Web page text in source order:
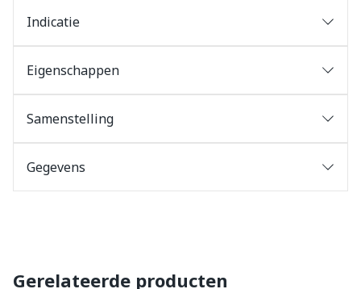
Indicatie
Eigenschappen
Samenstelling
Gegevens
Gerelateerde producten